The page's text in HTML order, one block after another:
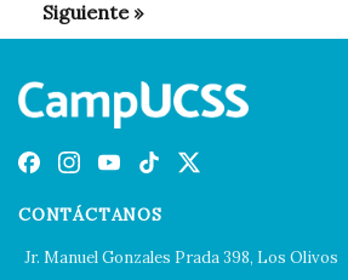
CONTÁCTANOS
Jr. Manuel Gonzales Prada 398, Los Olivos